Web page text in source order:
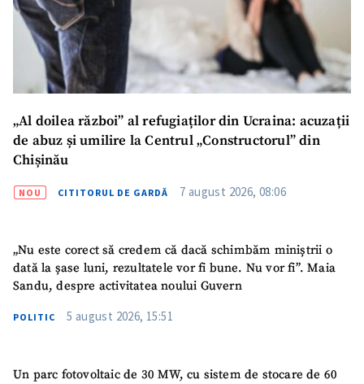
„Al doilea război” al refugiaților din Ucraina: acuzații
de abuz și umilire la Centrul „Constructorul” din
Chișinău
NOU CITITORUL DE GARDĂ 7 august 2026, 08:06
„Nu este corect să credem că dacă schimbăm miniștrii o
dată la șase luni, rezultatele vor fi bune. Nu vor fi”. Maia
Sandu, despre activitatea noului Guvern
POLITIC 5 august 2026, 15:51
Un parc fotovoltaic de 30 MW, cu sistem de stocare de 60
Telefon
+ Telefon personal
Am citit și sunt de
acord cu politica de
confidențialitate.